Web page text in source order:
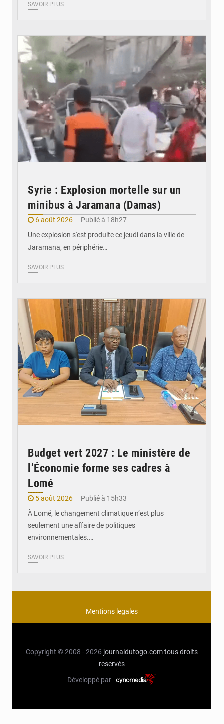
SAVOIR PLUS
Syrie : Explosion mortelle sur un
minibus à Jaramana (Damas)
6 août 2026
Publié à 18h27
Une explosion s'est produite ce jeudi dans la ville de
Jaramana, en périphérie…
SAVOIR PLUS
Budget vert 2027 : Le ministère de
l’Économie forme ses cadres à
Lomé
5 août 2026
Publié à 15h33
À Lomé, le changement climatique n’est plus
seulement une affaire de politiques
environnementales.…
SAVOIR PLUS
Mentions legales
Copyright © 2008 - 2026 journaldutogo.comtous droits
reservés
Développé par